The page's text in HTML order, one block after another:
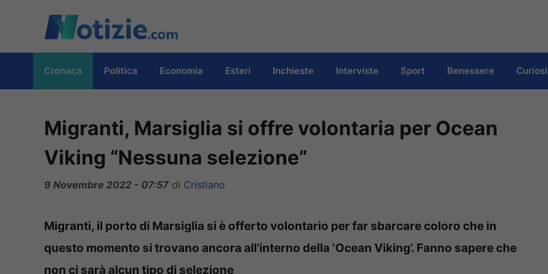
contenuto
Cronaca Politica Economia Esteri Inchieste Interviste Sport Benessere
Migranti, Marsiglia si offre volontaria per Ocean
Viking “Nessuna selezione”
9 Novembre 2022 - 07:57 di Cristiano
Migranti, il porto di Marsiglia si è offerto volontario per far sbarcare coloro che in
questo momento si trovano ancora all’interno della ‘Ocean Viking’. Fanno sapere che
non ci sarà alcun tipo di selezione